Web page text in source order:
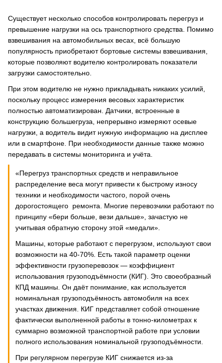
Существует несколько способов контролировать перегруз и
превышение нагрузки на ось транспортного средства. Помимо
взвешивания на автомобильных весах, всё большую
популярность приобретают бортовые системы взвешивания,
которые позволяют водителю контролировать показатели
загрузки самостоятельно.
При этом водителю не нужно прикладывать никаких усилий,
поскольку процесс измерения весовых характеристик
полностью автоматизирован. Датчики, встроенные в
конструкцию большегруза, непрерывно измеряют осевые
нагрузки, а водитель видит нужную информацию на дисплее
или в смартфоне. При необходимости данные также можно
передавать в системы мониторинга и учёта.
«Перегруз транспортных средств и неправильное
распределение веса могут привести к быстрому износу
техники и необходимости частого, порой очень
дорогостоящего ремонта. Многие перевозчики работают по
принципу «бери больше, вези дальше», зачастую не
учитывая обратную сторону этой «медали».
Машины, которые работают с перегрузом, используют свои
возможности на 40-70%. Есть такой параметр оценки
эффективности грузоперевозок — коэффициент
использования грузоподъёмности (КИГ). Это своеобразный
КПД машины. Он даёт понимание, как используется
номинальная грузоподъёмность автомобиля на всех
участках движения. КИГ представляет собой отношение
фактически выполненной работы в тонно-километрах к
суммарно возможной транспортной работе при условии
полного использования номинальной грузоподъёмности.
При регулярном перегрузе КИГ снижается из-за